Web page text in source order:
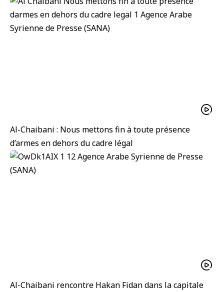
Al-Chaibani : Nous mettons fin à toute présence
d’armes en dehors du cadre légal
Al-Chaibani rencontre Hakan Fidan dans la capitale